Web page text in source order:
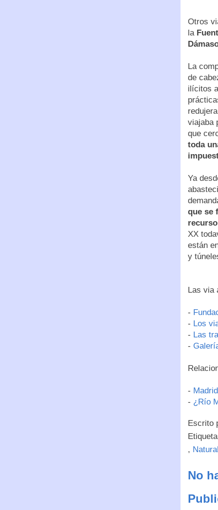
Otros
la
La
de
ilícitos
viajaba
que
toda
Ya
que se
XX
están
y
Las via
-
- Los
- Las
-
-
- ¿Río
Escrito
,
No